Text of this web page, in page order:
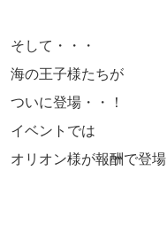
そして・・・
海の王子様たちが
ついに登場・・！
イベントでは
オリオン様が報酬で登場